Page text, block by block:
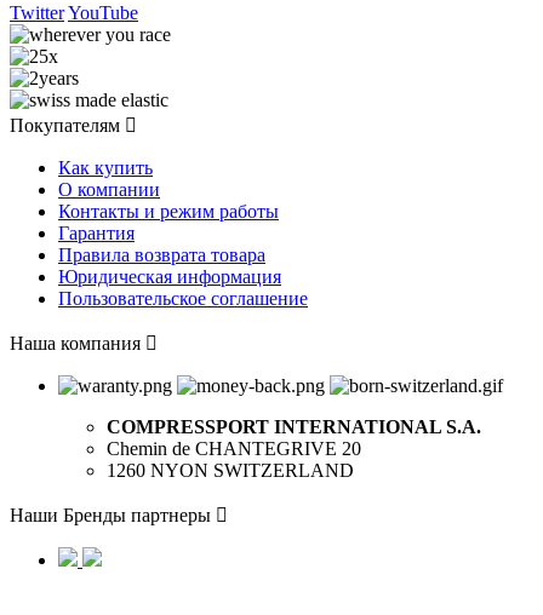
TwitterYouTube
Покупателям 
Как купить
О компании
Контакты и режим работы
Гарантия
Правила возврата товара
Юридическая информация
Пользовательское соглашение
Наша компания 
COMPRESSPORT INTERNATIONAL S.A.
Chemin de CHANTEGRIVE 20
1260 NYON SWITZERLAND
Наши Бренды партнеры 